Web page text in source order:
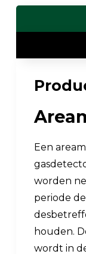
Een
worden
periode
houden.
wordt in